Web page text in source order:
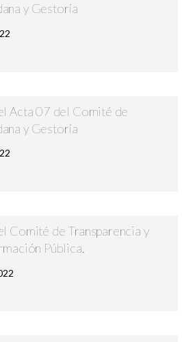
y Gestoría
Acta 07 del Comité de
y Gestoría
Comité de Transparencia y
Pública.